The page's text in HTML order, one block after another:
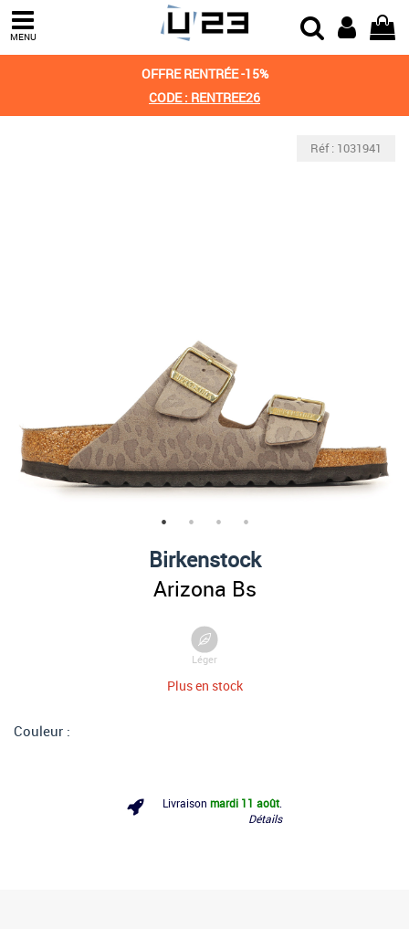
MENU
OFFRE RENTRÉE -15%
CODE : RENTREE26
Réf : 1031941
Birkenstock
Arizona Bs
Léger
Plus en stock
Couleur :
Livraison mardi 11 août
Détails